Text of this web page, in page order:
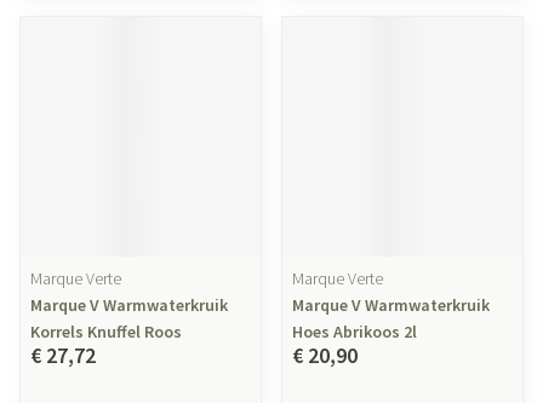
Marque Verte
Marque V Warmwaterkruik
Korrels Knuffel Roos
€ 27,72
Marque Verte
Marque V Warmwaterkruik
Hoes Abrikoos 2l
€ 20,90